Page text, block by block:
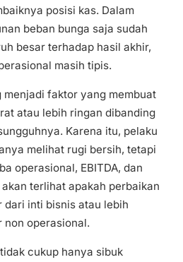
posisi kas. Dalam
beban bunga saja sudah
besar terhadap hasil akhir,
masih tipis.
menjadi faktor yang membuat
atau lebih ringan dibanding
Karena itu, pelaku
melihat rugi bersih, tetapi
operasional, EBITDA, dan
terlihat apakah perbaikan
inti bisnis atau lebih
non operasional.
cukup hanya sibuk